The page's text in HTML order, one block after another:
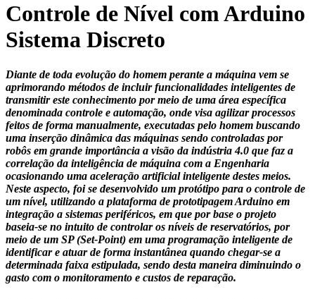
Controle de Nível com Arduino
Sistema Discreto
Diante de toda evolução do homem perante a máquina vem se
aprimorando métodos de incluir funcionalidades inteligentes de
transmitir este conhecimento por meio de uma área específica
denominada controle e automação, onde visa agilizar processos
feitos de forma manualmente, executadas pelo homem buscando
uma inserção dinâmica das máquinas sendo controladas por
robôs em grande importância a visão da indústria 4.0 que faz a
correlação da inteligência de máquina com a Engenharia
ocasionando uma aceleração artificial inteligente destes meios.
Neste aspecto, foi se desenvolvido um protótipo para o controle de
um nível, utilizando a plataforma de prototipagem Arduino em
integração a sistemas periféricos, em que por base o projeto
baseia-se no intuito de controlar os níveis de reservatórios, por
meio de um SP (Set-Point) em uma programação inteligente de
identificar e atuar de forma instantânea quando chegar-se a
determinada faixa estipulada, sendo desta maneira diminuindo o
gasto com o monitoramento e custos de reparação.